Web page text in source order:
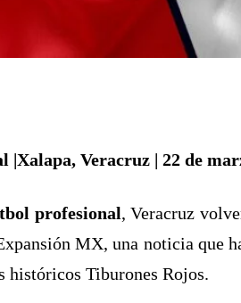
|Xalapa, Veracruz | 22 de
profesional, Veracruz
MX, una noticia que
históricos Tiburones Rojos.